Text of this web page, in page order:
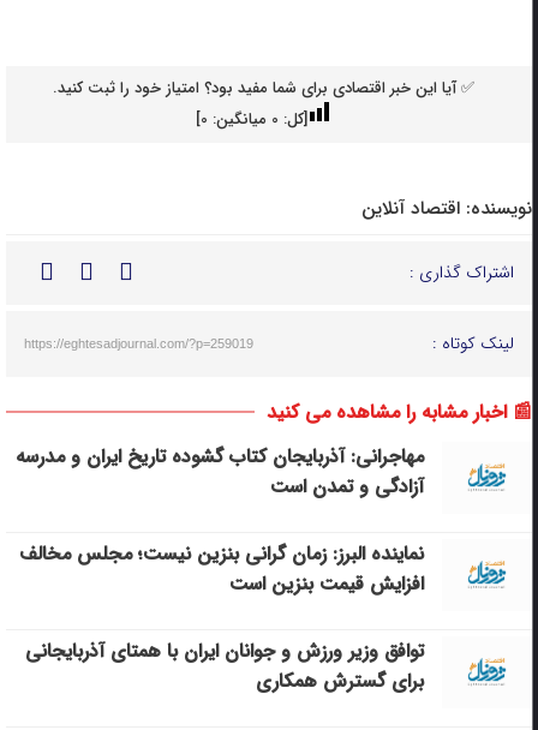
✅ آیا این خبر اقتصادی برای شما مفید بود؟ امتیاز خود را ثبت کنید.
[کل: 0میانگین: 0
]
نویسنده: اقتصاد آنلاین
اشتراک گذاری :
لینک کوتاه : https://eghtesadjournal.com/?p=259019
📰 اخبار مشابه را مشاهده می کنید
مهاجرانی: آذربایجان کتاب گشوده تاریخ ایران و مدرسه
آزادگی و تمدن است
نماینده البرز: زمان گرانی بنزین نیست؛ مجلس مخالف
افزایش قیمت بنزین است
توافق وزیر ورزش و جوانان ایران با همتای آذربایجانی
برای گسترش همکاری